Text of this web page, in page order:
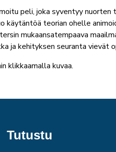
peli, joka syventyy nuorten
käytäntöä teorian ohelle
mukaansatempaava
ja kehityksen seuranta
klikkaamalla kuvaa.
Tutustu